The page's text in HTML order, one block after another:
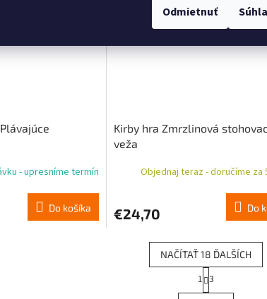
Odmietnuť
- upresníme termín
Do košíka
Kirby hra Zmrzlinová
veža
Objednaj teraz - doručíme za
€24,70 Do
O
NAČÍTAŤ 18 ĎALŠÍCH
S
t
r
1 3